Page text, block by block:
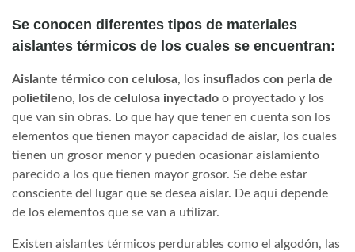
Se conocen diferentes tipos de materiales
aislantes térmicos de los cuales se encuentran:
Aislante térmico con celulosa, los insuflados con perla de
polietileno, los de celulosa inyectado o proyectado y los
que van sin obras. Lo que hay que tener en cuenta son los
elementos que tienen mayor capacidad de aislar, los cuales
tienen un grosor menor y pueden ocasionar aislamiento
parecido a los que tienen mayor grosor. Se debe estar
consciente del lugar que se desea aislar. De aquí depende
de los elementos que se van a utilizar.
Existen aislantes térmicos perdurables como el algodón, las